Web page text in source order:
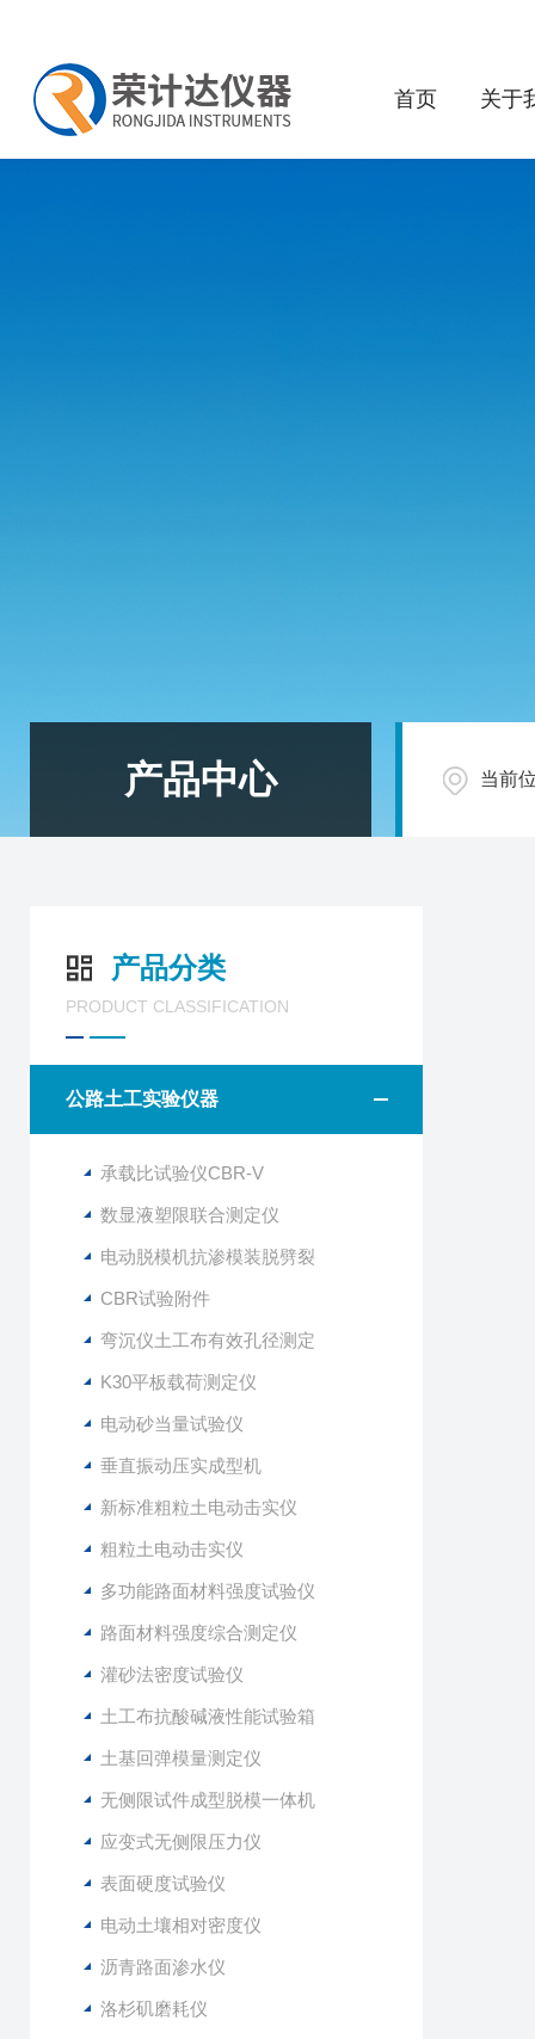
首页 关于
产品中心 当前
产品分类
PRODUCT CLASSIFICATION
公路土工实验仪器
承载比试验仪CBR-V
数显液塑限联合测定仪
电动脱模机抗渗模装脱劈裂
CBR试验附件
弯沉仪土工布有效孔径测定
K30平板载荷测定仪
电动砂当量试验仪
垂直振动压实成型机
新标准粗粒土电动击实仪
粗粒土电动击实仪
多功能路面材料强度试验仪
路面材料强度综合测定仪
灌砂法密度试验仪
土工布抗酸碱液性能试验箱
土基回弹模量测定仪
无侧限试件成型脱模一体机
应变式无侧限压力仪
表面硬度试验仪
电动土壤相对密度仪
沥青路面渗水仪
洛杉矶磨耗仪